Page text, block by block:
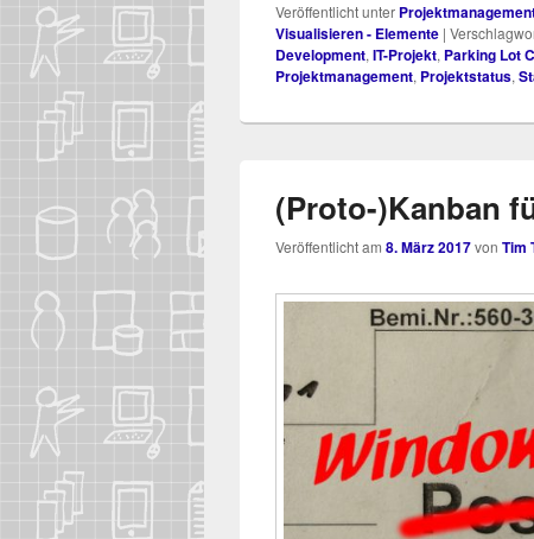
Veröffentlicht unter
Visualisieren - Elemente |
Development, IT-Projekt, Parking Lot
Projektmanagement, Projektstatus,
(Proto-)Kanban
Veröffentlicht am 8. März 2017von Tim